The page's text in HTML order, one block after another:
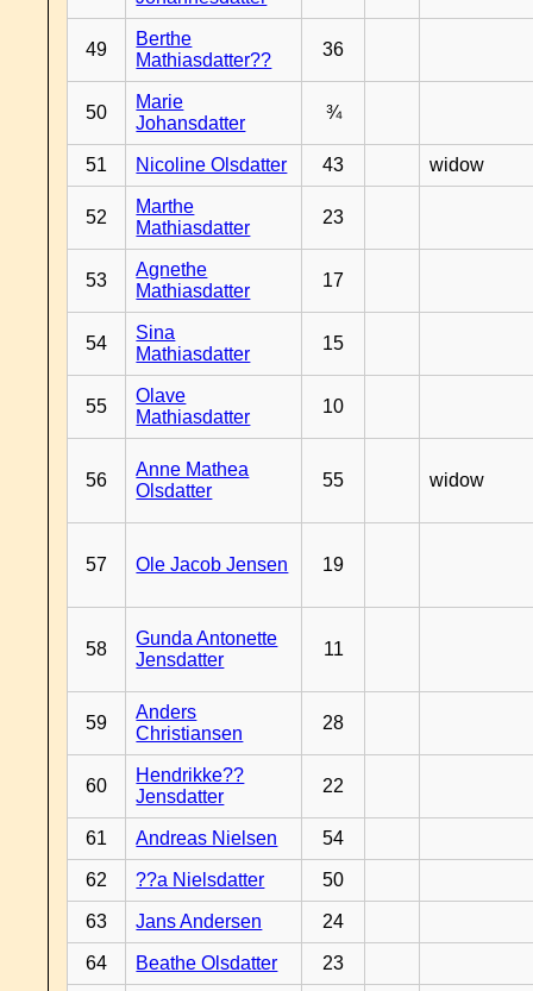
49
Berthe
Mathiasdatter??
36
50
Marie
Johansdatter
¾
51 Nicoline Olsdatter 43 widow
52
Marthe
Mathiasdatter
23
53
Agnethe
Mathiasdatter
17
54
Sina
Mathiasdatter
15
55
Olave
Mathiasdatter
10
56
Anne Mathea
Olsdatter
55 widow
57 Ole Jacob Jensen 19
58
Gunda Antonette
Jensdatter
11
59
Anders
Christiansen
28
60
Hendrikke??
Jensdatter
22
61 Andreas Nielsen 54
62 ??a Nielsdatter 50
63 Jans Andersen 24
64 Beathe Olsdatter 23